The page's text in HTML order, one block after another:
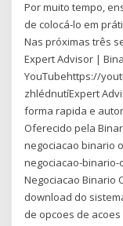
Por muito tempo,
de colocá-lo em
Nas próximas três
Expert Advisor |
YouTubehttps://
zhlédnutíExpert
forma rapida e
Oferecido pela
negociacao binario
negociacao-binario-
Negociacao Binario
download do
de opcoes de acoes